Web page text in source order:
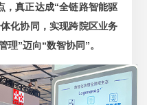
，真正达成“全链路智能驱
化协同，实现跨院区业务
理”迈向“数智协同”。